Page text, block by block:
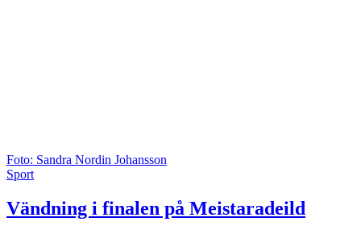
Foto: Sandra Nordin Johansson
Sport
Vändning i finalen på Meistaradeild